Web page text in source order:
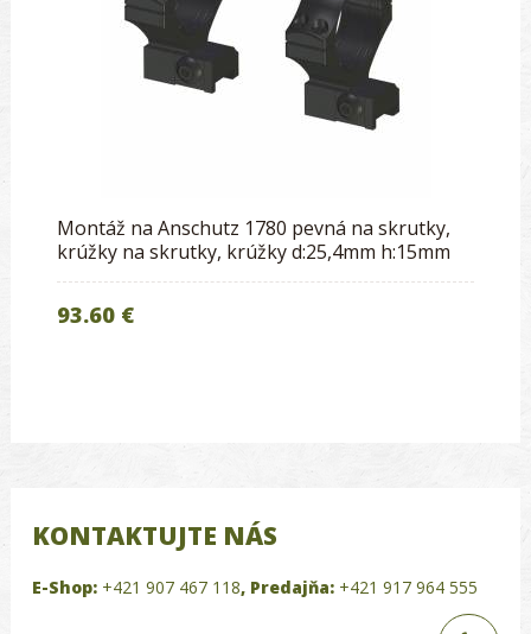
Montáž na Anschutz 1780 pevná na skrutky,
krúžky na skrutky, krúžky d:25,4mm h:15mm
93.60 €
KONTAKTUJTE NÁS
E-Shop: +421 907 467 118, Predajňa: +421 917 964 555